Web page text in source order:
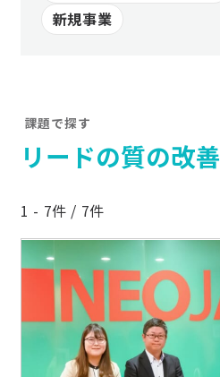
新規事業
課題で探す
リードの質の改善
1 - 7件 / 7件